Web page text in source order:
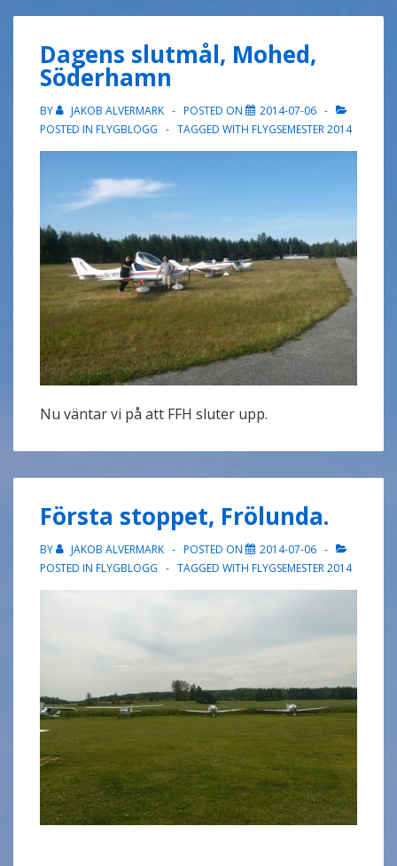
Dagens slutmål, Mohed,
Söderhamn
BY JAKOB ALVERMARK POSTED ON
2014-07-06
POSTED IN FLYGBLOGG TAGGED WITH FLYGSEMESTER 2014
Nu väntar vi på att FFH sluter upp.
Första stoppet, Frölunda.
BY JAKOB ALVERMARK POSTED ON
2014-07-06
POSTED IN FLYGBLOGG TAGGED WITH FLYGSEMESTER 2014